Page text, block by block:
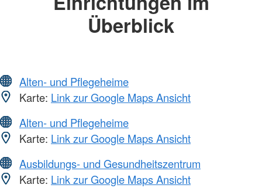
Überblick
Alten- und Pflegeheime
Karte: Link zur Google Maps Ansicht
Alten- und Pflegeheime
Karte: Link zur Google Maps Ansicht
Ausbildungs- und Gesundheitszentrum
Karte: Link zur Google Maps Ansicht